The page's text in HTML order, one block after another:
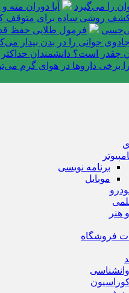
را می‌گیرد
آیا دوران مته
کشف روشی ساده برای متوقف
فرمول طلایی حفظ
جوانی را در بدن بیدار
چقدر است؟ دانشمندان
برخی داروها در هوای گرم
برنامه نویسی
موبایل
هنر
فروشگاه